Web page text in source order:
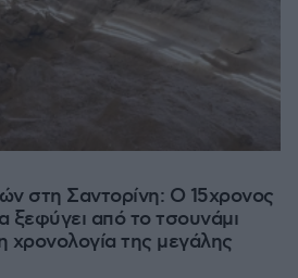
στη Σαντορίνη: Ο 15χρονος
ξεφύγει από το τσουνάμι
χρονολογία της μεγάλης